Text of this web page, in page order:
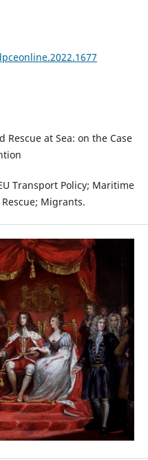
Rescue at Sea: on the Case
Transport Policy; Maritime
Migrants.